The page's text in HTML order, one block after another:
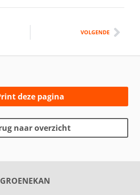
VOLGENDE
deze pagina
naar overzicht